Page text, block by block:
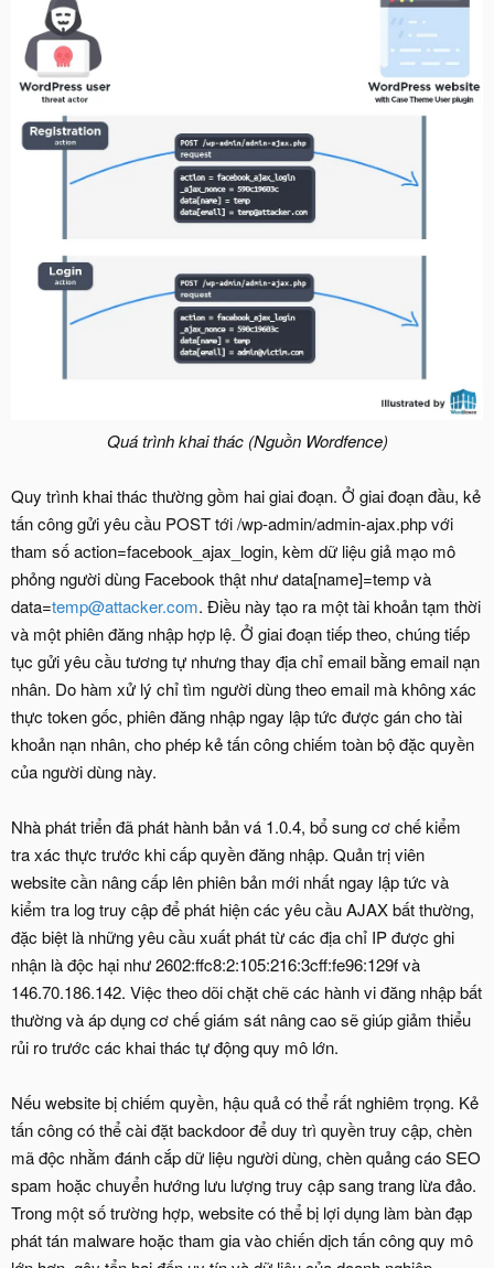
Quá trình khai thác (Nguồn Wordfence)
Quy trình khai thác thường gồm hai giai đoạn. Ở giai đoạn đầu, kẻ
tấn công gửi yêu cầu POST tới /wp-admin/admin-ajax.php với
tham số action=facebook_ajax_login, kèm dữ liệu giả mạo mô
phỏng người dùng Facebook thật như data[name]=temp và
data=temp@attacker.com. Điều này tạo ra một tài khoản tạm thời
và một phiên đăng nhập hợp lệ. Ở giai đoạn tiếp theo, chúng tiếp
tục gửi yêu cầu tương tự nhưng thay địa chỉ email bằng email nạn
nhân. Do hàm xử lý chỉ tìm người dùng theo email mà không xác
thực token gốc, phiên đăng nhập ngay lập tức được gán cho tài
khoản nạn nhân, cho phép kẻ tấn công chiếm toàn bộ đặc quyền
của người dùng này.
Nhà phát triển đã phát hành bản vá 1.0.4, bổ sung cơ chế kiểm
tra xác thực trước khi cấp quyền đăng nhập. Quản trị viên
website cần nâng cấp lên phiên bản mới nhất ngay lập tức và
kiểm tra log truy cập để phát hiện các yêu cầu AJAX bất thường,
đặc biệt là những yêu cầu xuất phát từ các địa chỉ IP được ghi
nhận là độc hại như 2602:ffc8:2:105:216:3cff:fe96:129f và
146.70.186.142. Việc theo dõi chặt chẽ các hành vi đăng nhập bất
thường và áp dụng cơ chế giám sát nâng cao sẽ giúp giảm thiểu
rủi ro trước các khai thác tự động quy mô lớn.
Nếu website bị chiếm quyền, hậu quả có thể rất nghiêm trọng. Kẻ
tấn công có thể cài đặt backdoor để duy trì quyền truy cập, chèn
mã độc nhằm đánh cắp dữ liệu người dùng, chèn quảng cáo SEO
spam hoặc chuyển hướng lưu lượng truy cập sang trang lừa đảo.
Trong một số trường hợp, website có thể bị lợi dụng làm bàn đạp
phát tán malware hoặc tham gia vào chiến dịch tấn công quy mô